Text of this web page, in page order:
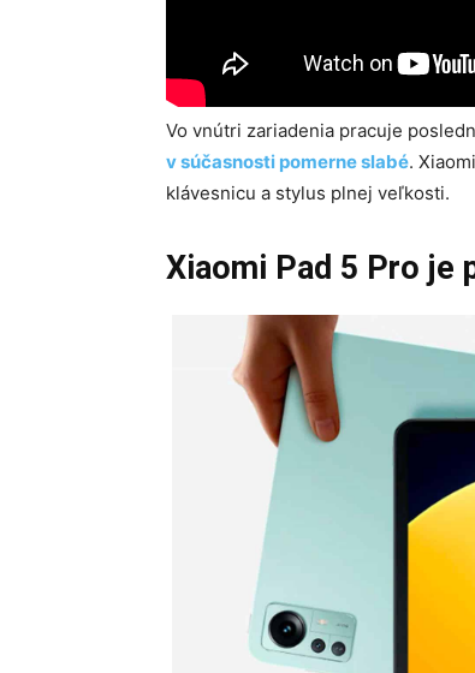
Vo vnútri zariadenia pracuje
v súčasnosti pomerne slabé.
klávesnicu a stylus plnej veľkosti.
Xiaomi Pad 5 Pro je